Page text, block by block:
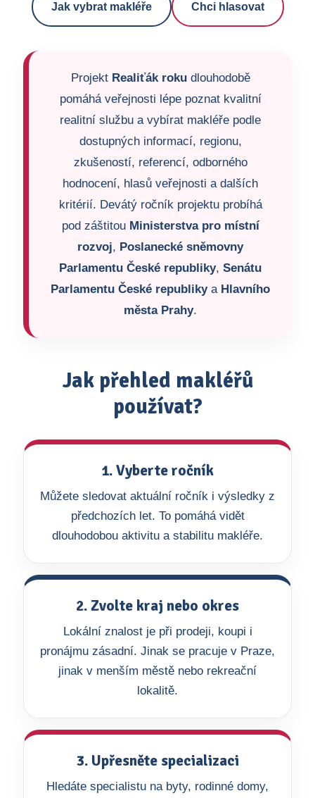
Jak vybrat makléře Chci hlasovat
Projekt Realiťák rokudlouhodobě
pomáhá veřejnosti lépe poznat kvalitní
realitní službu a vybírat makléře podle
dostupných informací, regionu,
zkušeností, referencí, odborného
hodnocení, hlasů veřejnosti a dalších
kritérií. Devátý ročník projektu probíhá
pod záštitou Ministerstva pro místní
rozvoj, Poslanecké sněmovny
Parlamentu České republiky, Senátu
Parlamentu České republikya Hlavního
města Prahy.
Jak přehled makléřů
používat?
1. Vyberte ročník
Můžete sledovat aktuální ročník i výsledky z
předchozích let. To pomáhá vidět
dlouhodobou aktivitu a stabilitu makléře.
2. Zvolte kraj nebo okres
Lokální znalost je při prodeji, koupi i
pronájmu zásadní. Jinak se pracuje v Praze,
jinak v menším městě nebo rekreační
lokalitě.
3. Upřesněte specializaci
Hledáte specialistu na byty, rodinné domy,